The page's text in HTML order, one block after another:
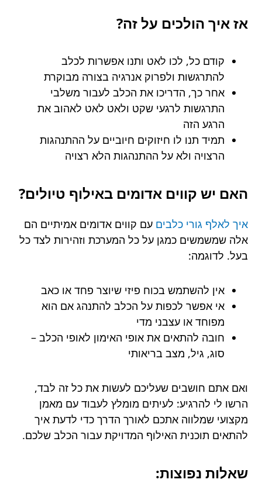
אז איך הולכים על זה?
קודם כל, לכו לאט ותנו אפשרות לכלב
להתרגשות ולפרוק אנרגיה בצורה מבוקרת
אחר כך, הדריכו את הכלב לעבור משלבי
התרגשות לרגעי שקט ולאט לאט לאהוב את
הרגע הזה
תמיד תנו לו חיזוקים חיוביים על ההתנהגות
הרצויה ולא על ההתנהגות הלא רצויה
האם יש קווים אדומים באילוף טיולים?
איך לאלף גורי כלבים עם קווים אדומים אמיתיים הם
אלה שמשמשים כמגן על כל המערכת וזהירות לצד כל
בעל. לדוגמה:
אין להשתמש בכוח פיזי שיוצר פחד או כאב
אי אפשר לכפות על הכלב להתנהג אם הוא
מפוחד או עצבני מדי
חובה להתאים את אופי האימון לאופי הכלב –
סוג, גיל, מצב בריאותי
ואם אתם חושבים שעליכם לעשות את כל זה לבד,
הרשו לי להרגיע: לעיתים מומלץ לעבוד עם מאמן
מקצועי שמלווה אתכם לאורך הדרך כדי לדעת איך
להתאים תוכנית האילוף המדויקת עבור הכלב שלכם.
שאלות נפוצות: